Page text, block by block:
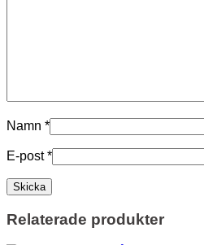
Namn *
E-post*
Relaterade produkter